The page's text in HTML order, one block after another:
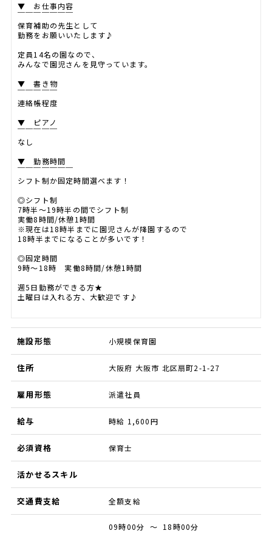
▼ お仕事内容
￣￣￣￣￣￣￣
保育補助の先生として
勤務をお願いいたします♪
定員14名の園なので、
みんなで園児さんを見守っています。
▼ 書き物
￣￣￣￣￣
連絡帳程度
▼ ピアノ
￣￣￣￣￣
なし
▼ 勤務時間
￣￣￣￣￣￣￣
シフト制か固定時間選べます！
◎シフト制
7時半～19時半の間でシフト制
実働8時間/休憩1時間
※現在は18時半までに園児さんが降園するので
18時半までになることが多いです！
◎固定時間
9時～18時 実働8時間/休憩1時間
週5日勤務ができる方★
土曜日は入れる方、大歓迎です♪
施設形態 小規模保育園
住所 大阪府 大阪市 北区扇町2-1-27
雇用形態 派遣社員
給与 時給 1,600円
必須資格 保育士
活かせるスキル
交通費支給 全額支給
09時00分 ～ 18時00分